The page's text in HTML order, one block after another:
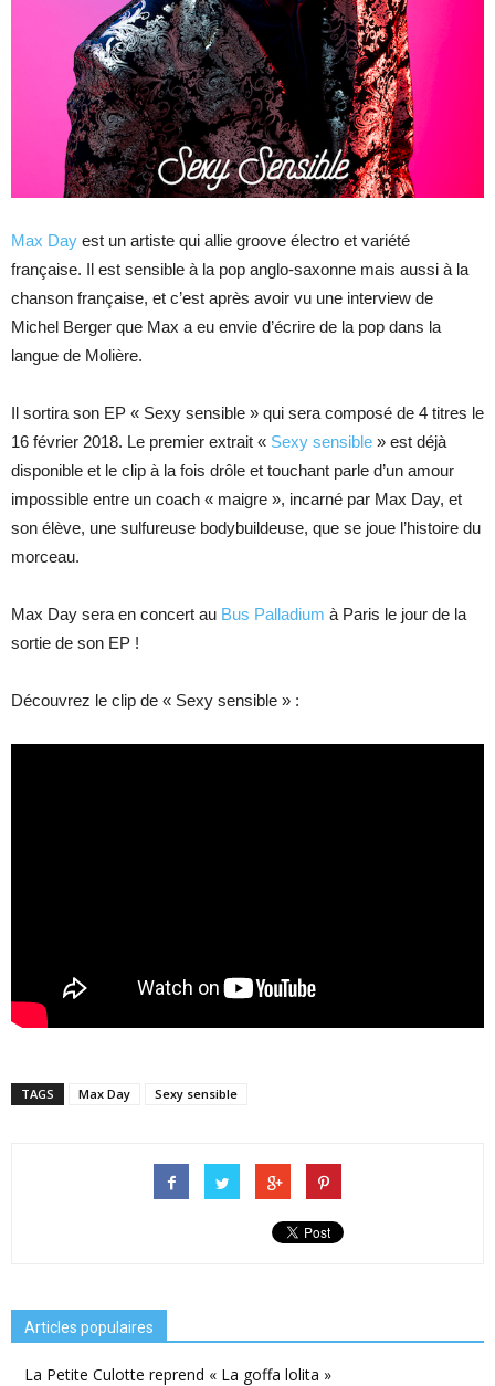
Max Day est un artiste qui allie groove électro et variété
française. Il est sensible à la pop anglo-saxonne mais aussi à la
chanson française, et c’est après avoir vu une interview de
Michel Berger que Max a eu envie d’écrire de la pop dans la
langue de Molière.
Il sortira son EP « Sexy sensible » qui sera composé de 4 titres le
16 février 2018. Le premier extrait « Sexy sensible » est déjà
disponible et le clip à la fois drôle et touchant parle d’un amour
impossible entre un coach « maigre », incarné par Max Day, et
son élève, une sulfureuse bodybuildeuse, que se joue l’histoire du
morceau.
Max Day sera en concert au Bus Palladium à Paris le jour de la
sortie de son EP !
Découvrez le clip de « Sexy sensible » :
TAGS Max Day Sexy sensible
Articles populaires
La Petite Culotte reprend « La goffa lolita »